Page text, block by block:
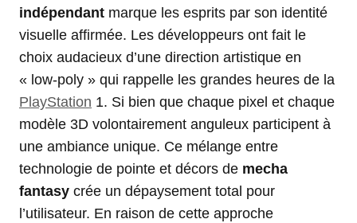
indépendant marque les esprits par son identité
visuelle affirmée. Les développeurs ont fait le
choix audacieux d’une direction artistique en
« low-poly » qui rappelle les grandes heures de la
PlayStation 1. Si bien que chaque pixel et chaque
modèle 3D volontairement anguleux participent à
une ambiance unique. Ce mélange entre
technologie de pointe et décors de mecha
fantasy crée un dépaysement total pour
l’utilisateur. En raison de cette approche